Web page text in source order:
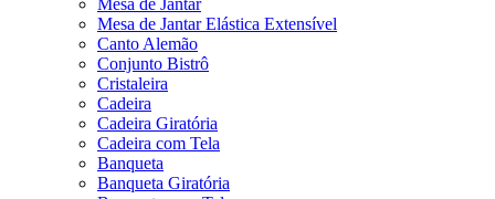
Mesa de Jantar
Mesa de Jantar Elástica Extensível
Canto Alemão
Conjunto Bistrô
Cristaleira
Cadeira
Cadeira Giratória
Cadeira com Tela
Banqueta
Banqueta Giratória